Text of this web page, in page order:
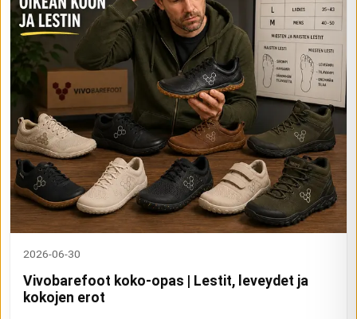
2026-06-30
Vivobarefoot koko-opas | Lestit, leveydet ja
kokojen erot